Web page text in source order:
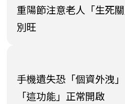
重陽節注意老人「生死
別旺
手機遺失恐「個資外洩
「這功能」正常開啟